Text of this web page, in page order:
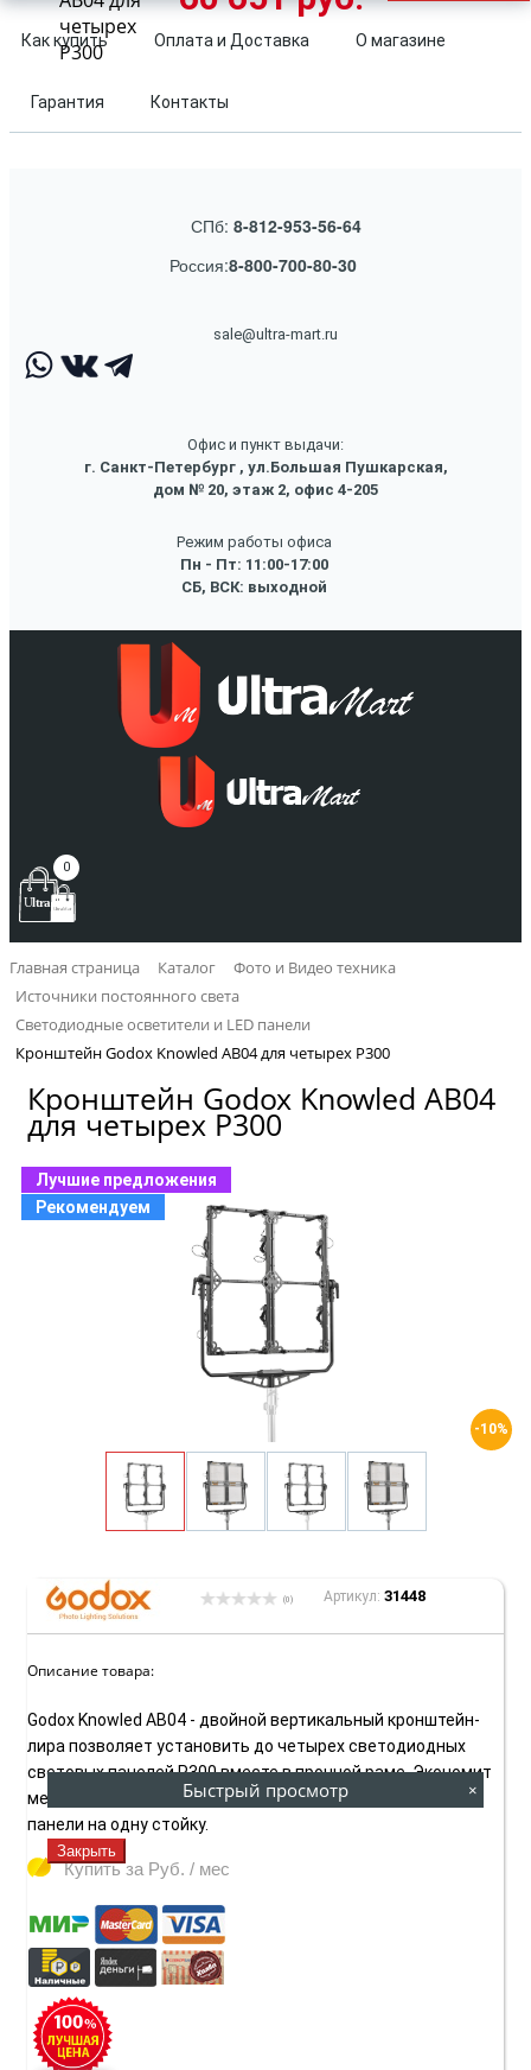
Как купить Оплата и Доставка О магазине
Гарантия Контакты
СПб: 8-812-953-56-64
Россия:8-800-700-80-30
sale@ultra-mart.ru
Офис и пункт выдачи:
г. Санкт-Петербург , ул.Большая Пушкарская,
дом № 20, этаж 2, офис 4-205
Режим работы офиса
Пн - Пт: 11:00-17:00
СБ, ВСК: выходной
0
Главная страница Каталог
Фото и Видео техника
Источники постоянного света
Светодиодные осветители и LED панели
Кронштейн Godox Knowled AB04 для четырех P300
Кронштейн Godox Knowled AB04
для четырех P300
Лучшие предложения
Рекомендуем
-10%
(0) Артикул: 31448
Описание товара:
Godox Knowled AB04 - двойной вертикальный кронштейн-
лира позволяет установить до четырех светодиодных
световых панелей P300 вместе в прочной раме. Экономит
место на съемочной площадке, позволяя устанавливать
панели на одну стойку.
Купить за Руб. / мес
четырех
P300
Быстрый просмотр ×
Закрыть